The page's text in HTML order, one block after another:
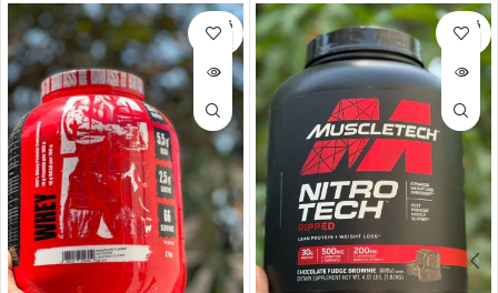
فروخته
شده
فروخته
شده